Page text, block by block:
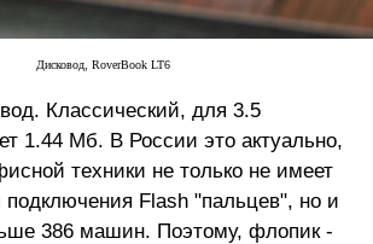
Дисковод, RoverBook LT6
Классический, для 3.5
1.44 Мб. В России это актуально,
техники не только не имеет
подключения Flash "пальцев", но и
386 машин. Поэтому, флопик -